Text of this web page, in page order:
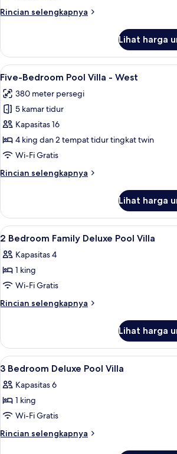
-Rincian selengkapnya
Rincian
Four-
Bedroom
Pool
West
Lihat harga
Lihat
semua
foto
untuk
Five-
Bedroom
Pool
-
Five-
29
Five-Bedroom Pool Villa - West
380 meter persegi
5 kamar tidur
Kapasitas 16
4 king dan 2 tempat tidur tingkat twin
Wi-Fi Gratis
Rincian selengkapnya
Rincian
Five-
Bedroom
Pool
-
West
Lihat harga
Lihat
semua
foto
untuk
2
Bedroom
Pool
Villa
Brankas,
9
2 Bedroom Family Deluxe Pool Villa
Kapasitas 4
1 king
Wi-Fi Gratis
Rincian selengkapnya
Rincian
2
Bedroom
Family
Pool
Villa
Lihat harga
Lihat
semua
foto
untuk
3
Bedroom
Brankas,
11
3 Bedroom Deluxe Pool Villa
Kapasitas 6
1 king
Wi-Fi Gratis
Rincian selengkapnya
Rincian